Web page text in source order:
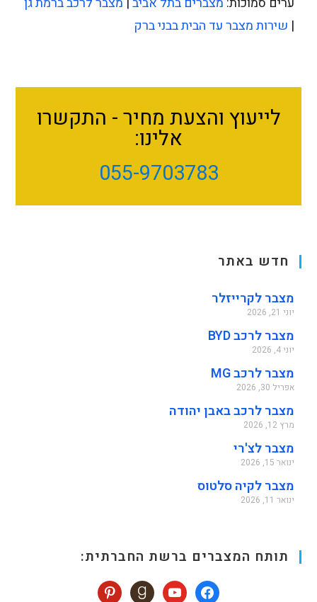
| שירות מצבר עד הבית בבני ברק
לייעוץ והצעת מחיר - התקשרו
אלינו:
055-9703783
חדש באתר
מצבר לקרייזלר
יוני 21, 2026
מצבר לרכב BYD
יוני 4, 2026
מצבר לרכב MG
אפריל 30, 2026
מצבר לרכב באבן יהודה
מרץ 12, 2026
מצבר לצ'רי
ינואר 15, 2026
מצבר לקיה סלטוס
ינואר 11, 2026
תותח המצברים ברשת החברתית: